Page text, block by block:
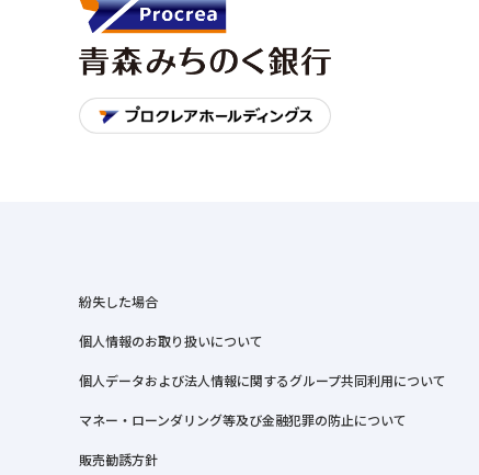
紛失した場合
個人情報のお取り扱いについて
個人データおよび法人情報に関するグループ共同利用について
マネー・ローンダリング等及び金融犯罪の防止について
販売勧誘方針